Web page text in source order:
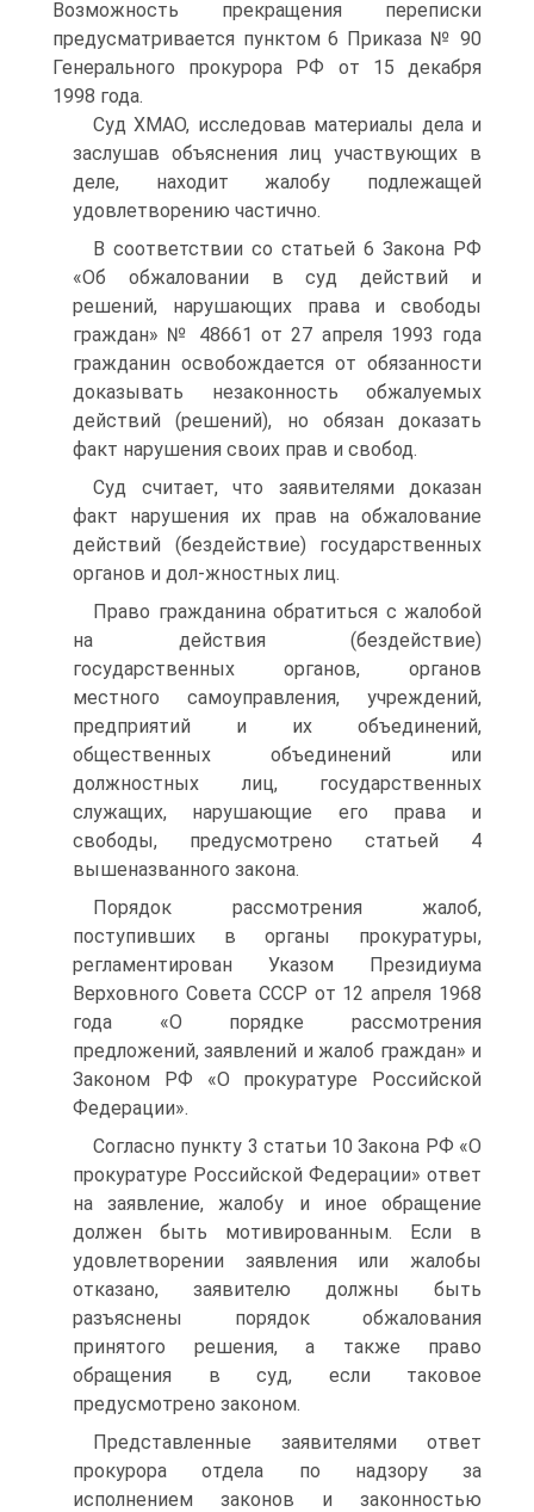
Возможность прекращения переписки
предусматривается пунктом 6 Приказа № 90
Генерального прокурора РФ от 15 декабря
1998 года.
Суд ХМАО, исследовав материалы дела и
заслушав объяснения лиц участвующих в
деле, находит жалобу подлежащей
удовлетворению частично.
В соответствии со статьей 6 Закона РФ
«Об обжаловании в суд действий и
решений, нарушающих права и свободы
граждан» № 48661 от 27 апреля 1993 года
гражданин освобождается от обязанности
доказывать незаконность обжалуемых
действий (решений), но обязан доказать
факт нарушения своих прав и свобод.
Суд считает, что заявителями доказан
факт нарушения их прав на обжалование
действий (бездействие) государственных
органов и дол-жностных лиц.
Право гражданина обратиться с жалобой
на действия (бездействие)
государственных органов, органов
местного самоуправления, учреждений,
предприятий и их объединений,
общественных объединений или
должностных лиц, государственных
служащих, нарушающие его права и
свободы, предусмотрено статьей 4
вышеназванного закона.
Порядок рассмотрения жалоб,
поступивших в органы прокуратуры,
регламентирован Указом Президиума
Верховного Совета СССР от 12 апреля 1968
года «О порядке рассмотрения
предложений, заявлений и жалоб граждан» и
Законом РФ «О прокуратуре Российской
Федерации».
Согласно пункту 3 статьи 10 Закона РФ «О
прокуратуре Российской Федерации» ответ
на заявление, жалобу и иное обращение
должен быть мотивированным. Если в
удовлетворении заявления или жалобы
отказано, заявителю должны быть
разъяснены порядок обжалования
принятого решения, а также право
обращения в суд, если таковое
предусмотрено законом.
Представленные заявителями ответ
прокурора отдела по надзору за
исполнением законов и законностью